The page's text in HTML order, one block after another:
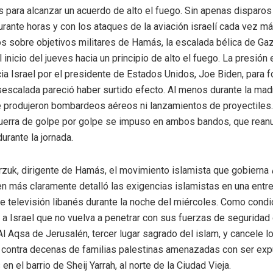
para alcanzar un acuerdo de alto el fuego. Sin apenas
horas y con los ataques de la aviación israelí cada vez
sobre objetivos militares de Hamás, la escalada bélica de
inicio del jueves hacia un principio de alto el fuego. La presión
Israel por el presidente de Estados Unidos, Joe Biden, para
pareció haber surtido efecto. Al menos durante la
produjeron bombardeos aéreos ni lanzamientos de
de golpe por golpe se impuso en ambos bandos, que
la jornada.
dirigente de Hamás, el movimiento islamista que gobierna
más claramente detalló las exigencias islamistas en una
televisión libanés durante la noche del miércoles. Como
Israel que no vuelva a penetrar con sus fuerzas de seguridad
Aqsa de Jerusalén, tercer lugar sagrado del islam, y cancele
decenas de familias palestinas amenazadas con ser
el barrio de Sheij Yarrah, al norte de la Ciudad Vieja.